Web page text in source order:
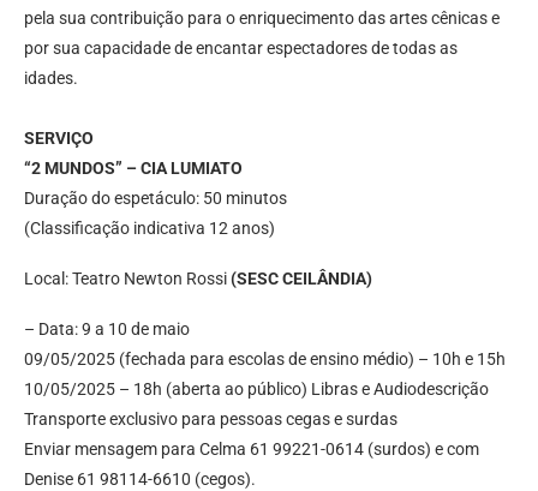
pela sua contribuição para o enriquecimento das artes cênicas e
por sua capacidade de encantar espectadores de todas as
idades.
SERVIÇO
“2 MUNDOS” – CIA LUMIATO
Duração do espetáculo: 50 minutos
(Classificação indicativa 12 anos)
Local: Teatro Newton Rossi(SESC CEILÂNDIA)
– Data: 9 a 10 de maio
09/05/2025 (fechada para escolas de ensino médio) – 10h e 15h
10/05/2025 – 18h (aberta ao público) Libras e Audiodescrição
Transporte exclusivo para pessoas cegas e surdas
Enviar mensagem para Celma 61 99221-0614 (surdos) e com
Denise 61 98114-6610 (cegos).